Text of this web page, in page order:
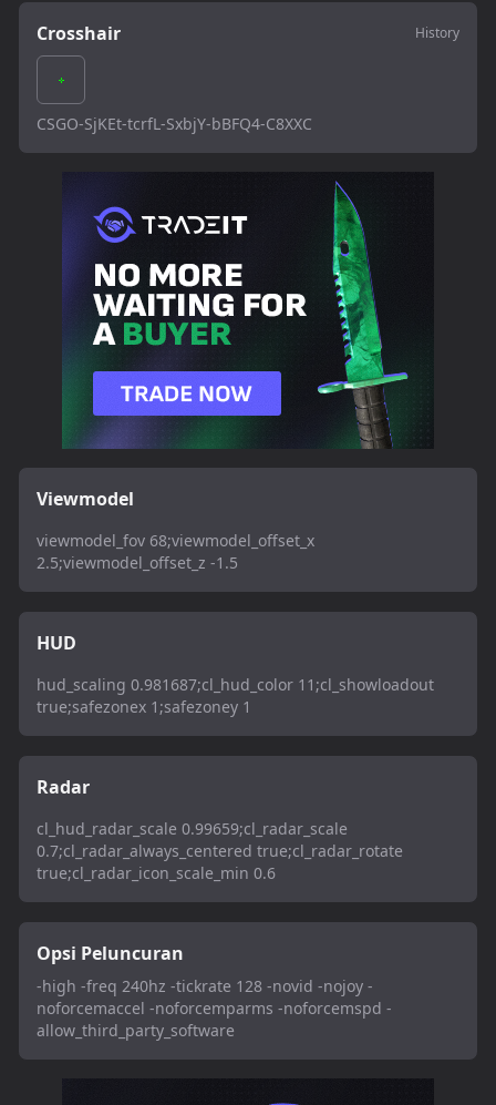
Crosshair History
CSGO-SjKEt-tcrfL-SxbjY-bBFQ4-C8XXC
Viewmodel
viewmodel_fov 68;viewmodel_offset_x
2.5;viewmodel_offset_z -1.5
HUD
hud_scaling 0.981687;cl_hud_color 11;cl_showloadout
true;safezonex 1;safezoney 1
Radar
cl_hud_radar_scale 0.99659;cl_radar_scale
0.7;cl_radar_always_centered true;cl_radar_rotate
true;cl_radar_icon_scale_min 0.6
Opsi Peluncuran
-high -freq 240hz -tickrate 128 -novid -nojoy -
noforcemaccel -noforcemparms -noforcemspd -
allow_third_party_software